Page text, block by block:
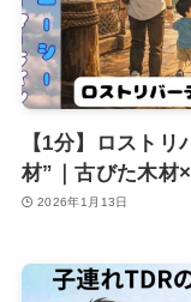
【1分】ロスト
材”｜古びた木材
2026年1月13日